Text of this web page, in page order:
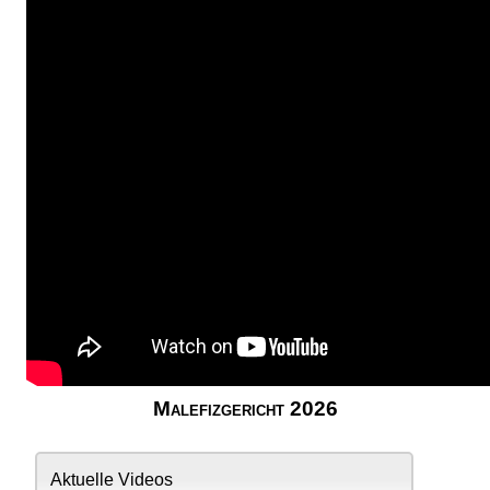
Aktuelle Videos
Malefizgericht 2026